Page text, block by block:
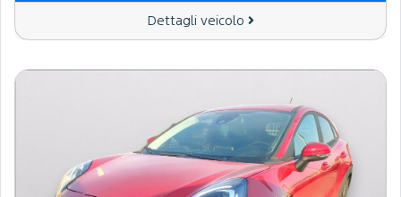
Dettagli veicolo